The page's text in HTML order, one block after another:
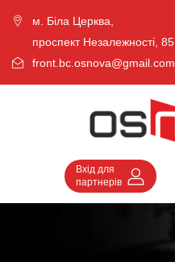
м. Біла Церква,
проспект Незалежності, 85
front.bc.osnova@gmail.com
Вхід для
партнерів